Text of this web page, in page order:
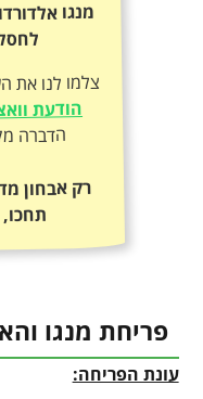
מנגו
צלמו לנו את
הודעת
הדברה
רק אבחון
תחכו,
פריחת מנגו
עונת הפריחה: